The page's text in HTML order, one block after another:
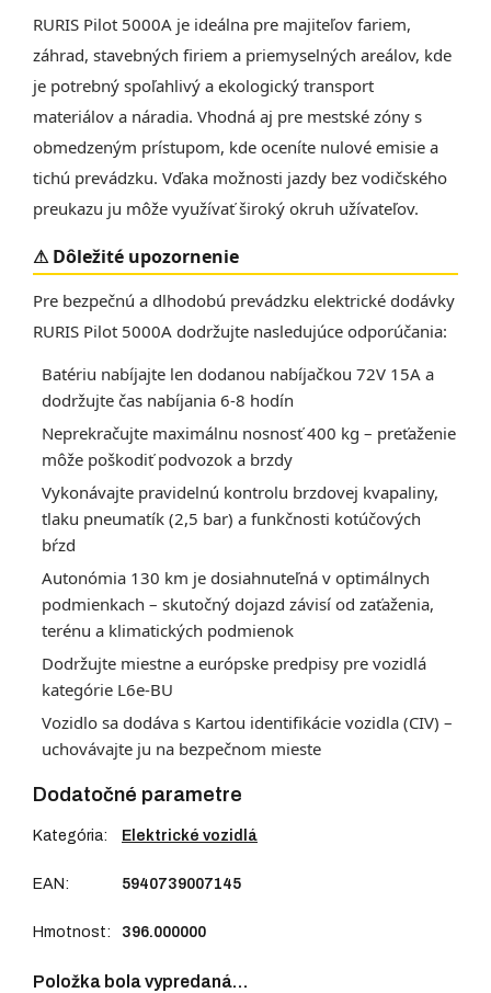
RURIS Pilot 5000A je ideálna pre majiteľov fariem,
záhrad, stavebných firiem a priemyselných areálov, kde
je potrebný spoľahlivý a ekologický transport
materiálov a náradia. Vhodná aj pre mestské zóny s
obmedzeným prístupom, kde oceníte nulové emisie a
tichú prevádzku. Vďaka možnosti jazdy bez vodičského
preukazu ju môže využívať široký okruh užívateľov.
⚠ Dôležité upozornenie
Pre bezpečnú a dlhodobú prevádzku elektrické dodávky
RURIS Pilot 5000A dodržujte nasledujúce odporúčania:
Batériu nabíjajte len dodanou nabíjačkou 72V 15A a
dodržujte čas nabíjania 6-8 hodín
Neprekračujte maximálnu nosnosť 400 kg – preťaženie
môže poškodiť podvozok a brzdy
Vykonávajte pravidelnú kontrolu brzdovej kvapaliny,
tlaku pneumatík (2,5 bar) a funkčnosti kotúčových
bŕzd
Autonómia 130 km je dosiahnuteľná v optimálnych
podmienkach – skutočný dojazd závisí od zaťaženia,
terénu a klimatických podmienok
Dodržujte miestne a európske predpisy pre vozidlá
kategórie L6e-BU
Vozidlo sa dodáva s Kartou identifikácie vozidla (CIV) –
uchovávajte ju na bezpečnom mieste
Dodatočné parametre
Kategória: Elektrické vozidlá
EAN : 5940739007145
Hmotnost: 396.000000
Položka bola vypredaná…